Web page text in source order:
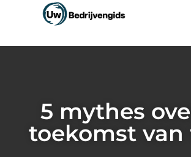
5 mythes
toekomst van